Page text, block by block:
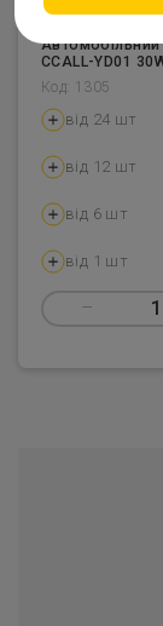
Автомобільний
CCALL-YD01
Код: 1305
від 24 шт
від 12 шт
від 6 шт
від 1 шт
– 1